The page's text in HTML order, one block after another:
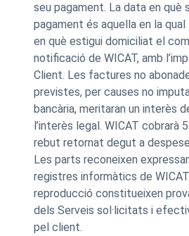
seu pagament. La data en què
pagament és aquella en la
en què estigui domiciliat el
notificació de WICAT, amb
Client. Les factures no
previstes, per causes no
bancària, meritaran un interès
l’interès legal. WICAT cobrarà
rebut retornat degut a
Les parts reconeixen
registres informàtics de
reproducció constitueixen
dels Serveis sol·licitats i
pel client.